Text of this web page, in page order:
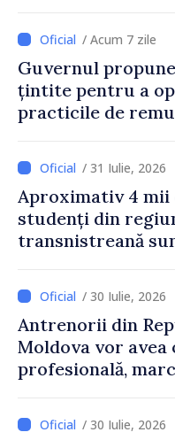
dezvoltar/ Acum 7 zile
Guvernul
țintite pentru a
practicile de
/ 31 Iulie, 2026
Aproximativ 4 mii
studenți din
transnistreană
educațional
/ 30 Iulie, 2026
Antrenorii din
Moldova vor avea
profesională,
/ 30 Iulie, 2026